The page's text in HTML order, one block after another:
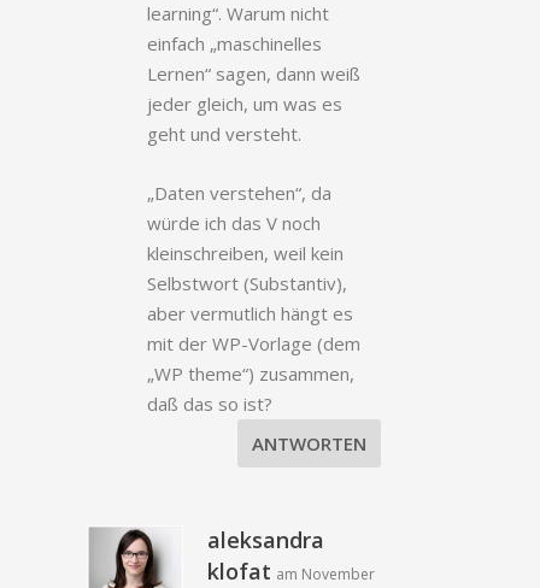
learning“. Warum nicht
einfach „maschinelles
Lernen“ sagen, dann weiß
jeder gleich, um was es
geht und versteht.
„Daten verstehen“, da
würde ich das V noch
kleinschreiben, weil kein
Selbstwort (Substantiv),
aber vermutlich hängt es
mit der WP-Vorlage (dem
„WP theme“) zusammen,
daß das so ist?
ANTWORTEN
aleksandra
klofat am November